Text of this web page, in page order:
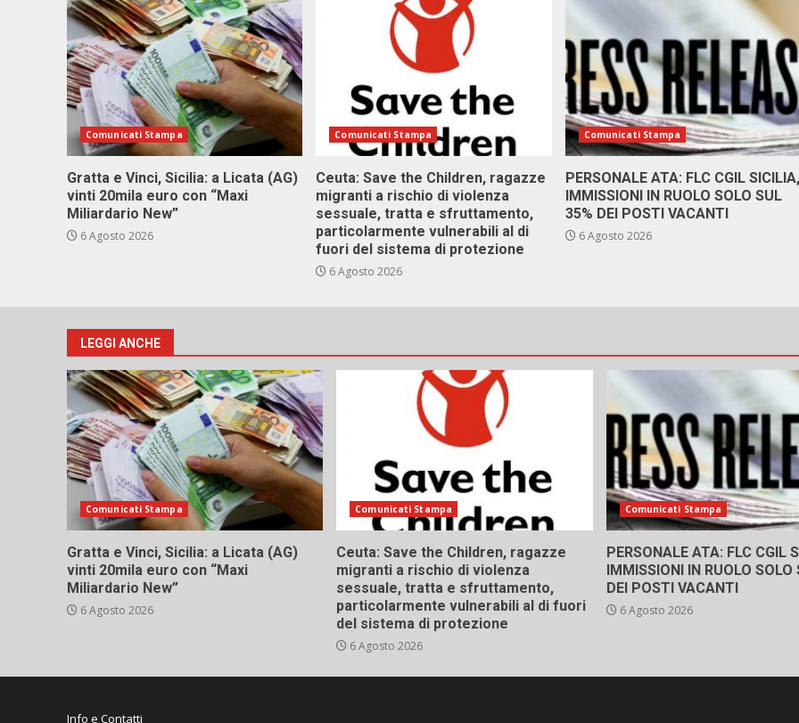
Comunicati Stampa
Gratta e Vinci, Sicilia: a Licata (AG)
vinti 20mila euro con “Maxi
Miliardario New”
6 Agosto 2026
Comunicati Stampa
Ceuta: Save the Children, ragazze
migranti a rischio di violenza
sessuale, tratta e sfruttamento,
particolarmente vulnerabili al di
fuori del sistema di protezione
6 Agosto 2026
Comunicati Stampa
PERSONALE ATA: FLC CGIL SICILIA,
IMMISSIONI IN RUOLO SOLO SUL
35% DEI POSTI VACANTI
6 Agosto 2026
LEGGI ANCHE
Comunicati Stampa
Gratta e Vinci, Sicilia: a Licata (AG)
vinti 20mila euro con “Maxi
Miliardario New”
6 Agosto 2026
Comunicati Stampa
Ceuta: Save the Children, ragazze
migranti a rischio di violenza
sessuale, tratta e sfruttamento,
particolarmente vulnerabili al di fuori
del sistema di protezione
6 Agosto 2026
Comunicati Stampa
PERSONALE ATA: FLC CGIL
IMMISSIONI IN RUOLO SOLO
DEI POSTI VACANTI
6 Agosto 2026
Info e Contatti